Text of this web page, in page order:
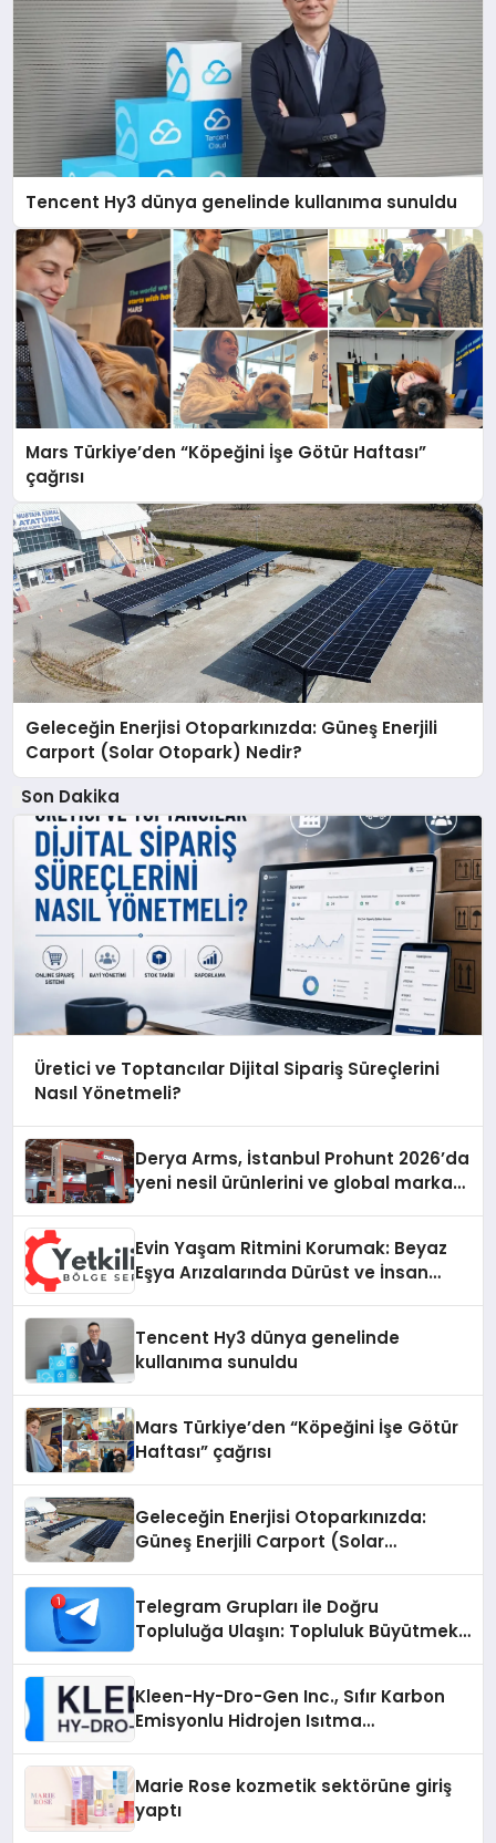
Tencent Hy3 dünya genelinde kullanıma sunuldu
Mars Türkiye’den “Köpeğini İşe Götür Haftası”
çağrısı
Geleceğin Enerjisi Otoparkınızda: Güneş Enerjili
Carport (Solar Otopark) Nedir?
Son Dakika
Üretici ve Toptancılar Dijital Sipariş Süreçlerini
Nasıl Yönetmeli?
Derya Arms, İstanbul Prohunt 2026’da
yeni nesil ürünlerini ve global marka
Evin Yaşam Ritmini Korumak: Beyaz
Eşya Arızalarında Dürüst ve İnsan
Tencent Hy3 dünya genelinde
kullanıma sunuldu
Mars Türkiye’den “Köpeğini İşe Götür
Haftası” çağrısı
Geleceğin Enerjisi Otoparkınızda:
Güneş Enerjili Carport (Solar
Telegram Grupları ile Doğru
Topluluğa Ulaşın: Topluluk Büyütmek
Kleen-Hy-Dro-Gen Inc., Sıfır Karbon
Emisyonlu Hidrojen Isıtma
Marie Rose kozmetik sektörüne giriş
yaptı